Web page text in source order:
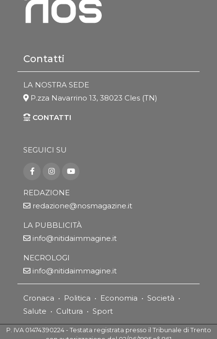
Contatti
LA NOSTRA SEDE
P.zza Navarrino 13, 38023 Cles (TN)
CONTATTI
SEGUICI SU
REDAZIONE
redazione@nosmagazine.it
LA PUBBLICITÀ
info@nitidaimmagine.it
NECROLOGI
info@nitidaimmagine.it
Cronaca • Politica • Economia • Società •
Salute • Cultura • Sport
P. IVA 01474390224 - Testata registrata presso il Tribunale di Trento